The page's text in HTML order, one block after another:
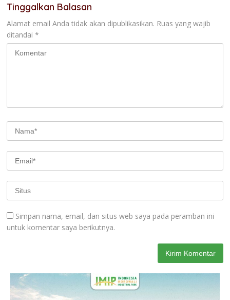
Tinggalkan Balasan
Alamat email Anda tidak akan dipublikasikan. Ruas yang wajib
ditandai *
Simpan nama, email, dan situs web saya pada peramban ini
untuk komentar saya berikutnya.